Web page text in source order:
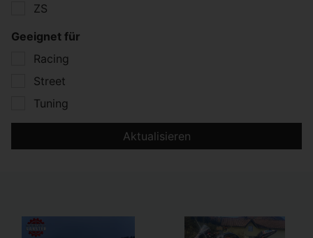
ZS
Geeignet für
Racing
Street
Tuning
Aktualisieren